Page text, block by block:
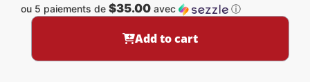
ou 5 paiements de $35.00 avec ⓘ
Add to cart